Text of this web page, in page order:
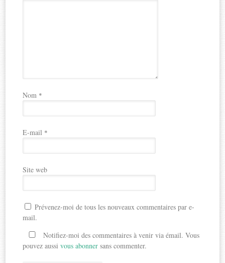
Nom *
E-mail *
Site web
Prévenez-moi de tous les nouveaux commentaires par e-
mail.
Notifiez-moi des commentaires à venir via émail. Vous
pouvez aussivous abonner sans commenter.